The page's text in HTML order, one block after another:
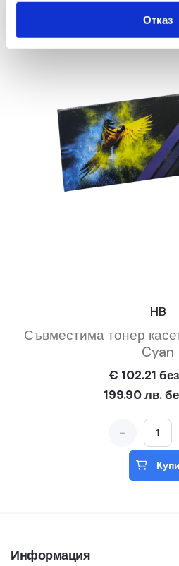
Отказ
HB
Съвместима тонер
Cyan
€ 102.21
199.90 лв.
-
Купи
Информация